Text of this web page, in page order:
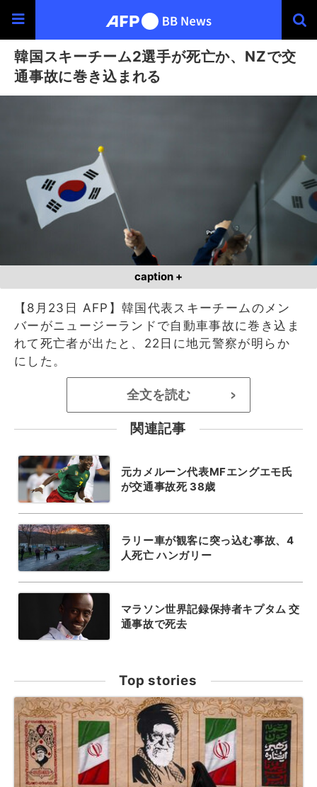
韓国スキーチーム2選手が死亡か、NZで交
通事故に巻き込まれる
caption +
【8月23日 AFP】韓国代表スキーチームのメン
バーがニュージーランドで自動車事故に巻き込ま
れて死亡者が出たと、22日に地元警察が明らか
にした。
全文を読む >
関連記事
元カメルーン代表MFエングエモ氏
が交通事故死 38歳
ラリー車が観客に突っ込む事故、4
人死亡 ハンガリー
マラソン世界記録保持者キプタム 交
通事故で死去
Top stories